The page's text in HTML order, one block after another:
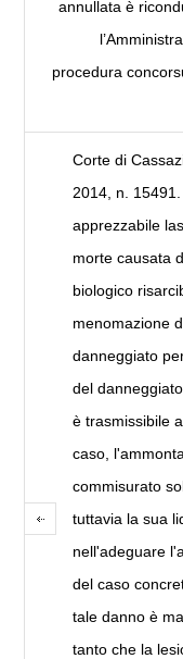
annullata è
procedura
Corte di
2014, n.
apprezzabile
morte causata
biologico
menomazione
danneggiato
del
è trasmissibile
caso,
commisurato
tuttavia la sua
nell'adeguare
del caso
tale danno è
tanto che la